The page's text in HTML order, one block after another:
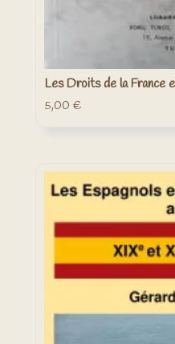
Les Droits de la France
5,00 €